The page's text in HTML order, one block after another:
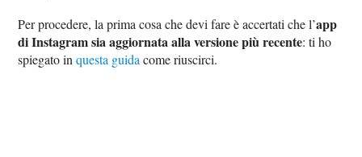
Per procedere, la prima cosa che devi fare è accertati che l’app
di Instagram sia aggiornata alla versione più recente: ti ho
spiegato inquesta guidacome riuscirci.